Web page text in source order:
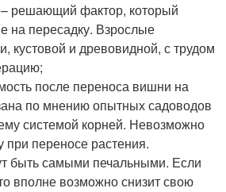
– решающий фактор, который
на пересадку. Взрослые
кустовой и древовидной, с трудом
после переноса вишни на
по мнению опытных садоводов
системой корней. Невозможно
при переносе растения.
быть самыми печальными. Если
вполне возможно снизит свою